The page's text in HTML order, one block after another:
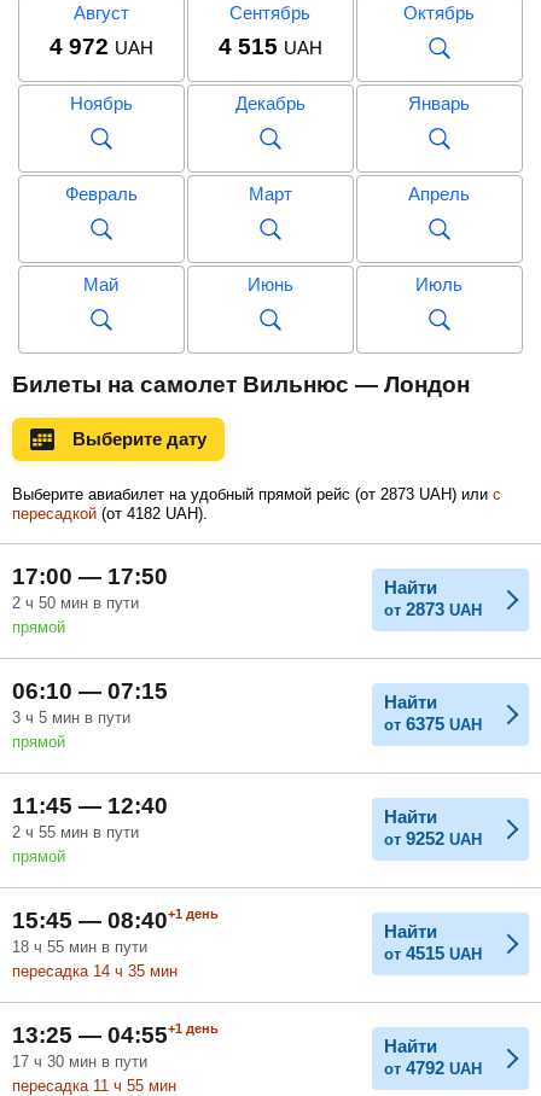
Август
4 972 UAH
Сентябрь
4 515 UAH
Октябрь
Ноябрь Декабрь Январь
Февраль Март Апрель
Май Июнь Июль
Сентябрь
Ноябрь
Билеты на самолет Вильнюс — Лондон
Выберите дату
Выберите авиабилет на удобный прямой рейс (от 2873 UAH) или с
пересадкой (от 4182 UAH).
17:00 — 17:50
2 ч 50 мин в пути
прямой
Найти
от 2873 UAH
06:10 — 07:15
3 ч 5 мин в пути
прямой
Найти
от 6375 UAH
11:45 — 12:40
2 ч 55 мин в пути
прямой
Найти
от 9252 UAH
15:45 — 08:40+1 день
18 ч 55 мин в пути
пересадка 14 ч 35 мин
Найти
от 4515 UAH
13:25 — 04:55+1 день
17 ч 30 мин в пути
пересадка 11 ч 55 мин
Найти
от 4792 UAH